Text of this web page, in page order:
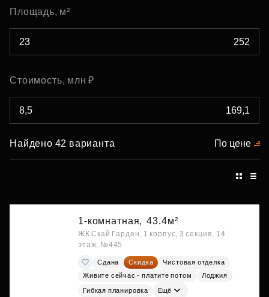
Площадь, м²
Стоимость, млн ₽
Найдено 42 варианта По цене
1-комнатная, 43.4м²
ЖК Скай Гарден, 1 корпус, 3 секция, 14
этаж, №445
Сдана Скидка
Чистовая отделка
Живите сейчас - платите потом
Лоджия
Гибкая планировка Ещё